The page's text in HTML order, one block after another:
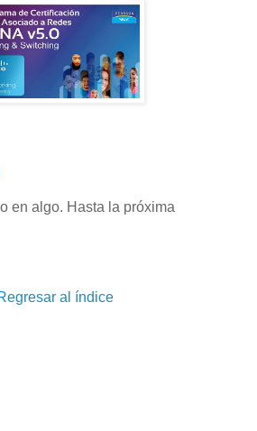
en algo. Hasta la próxima
al índice